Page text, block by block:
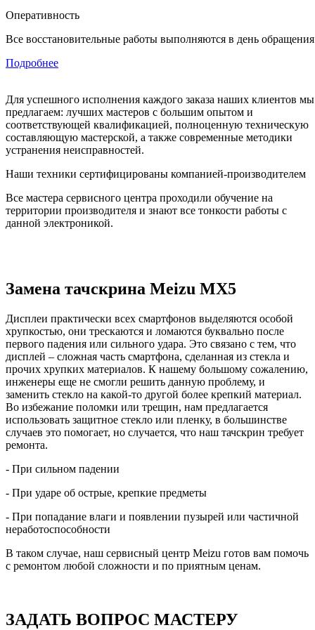
Оперативность
Все восстановительные работы выполняются в день
Подробнее
Для успешного исполнения каждого заказа наших клиентов мы
предлагаем: лучших мастеров с большим опытом и
соответствующей квалификацией, полноценную техническую
составляющую мастерской, а также современные методики
устранения неисправностей.
Наши техники сертифицированы компанией-производителем
Все мастера сервисного центра проходили обучение на
территории производителя и знают все тонкости работы с
данной электроникой.
Замена тачскрина Meizu MX5
Дисплеи практически всех смартфонов выделяются особой
хрупкостью, они трескаются и ломаются буквально после
первого падения или сильного удара. Это связано с тем, что
дисплей – сложная часть смартфона, сделанная из стекла и
прочих хрупких материалов. К нашему большому сожалению,
инженеры еще не смогли решить данную проблему, и
заменить стекло на какой-то другой более крепкий материал.
Во избежание поломки или трещин, нам предлагается
использовать защитное стекло или пленку, в большинстве
случаев это помогает, но случается, что наш тачскрин требует
ремонта.
- При сильном падении
- При ударе об острые, крепкие предметы
- При попадание влаги и появлении пузырей или частичной
неработоспособности
В таком случае, наш сервисный центр Meizu готов вам помочь
с ремонтом любой сложности и по приятным ценам.
ЗАДАТЬ ВОПРОС МАСТЕРУ